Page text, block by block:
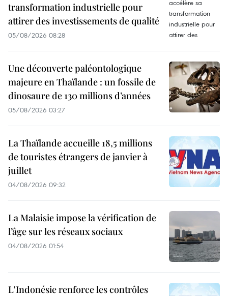
transformation industrielle pour
attirer des investissements de qualité
05/08/2026 08:28
Une découverte paléontologique
majeure en Thaïlande : un fossile de
dinosaure de 130 millions d’années
05/08/2026 03:27
La Thaïlande accueille 18,5 millions
de touristes étrangers de janvier à
juillet
04/08/2026 09:32
La Malaisie impose la vérification de
l’âge sur les réseaux sociaux
04/08/2026 01:54
L'Indonésie renforce les contrôles